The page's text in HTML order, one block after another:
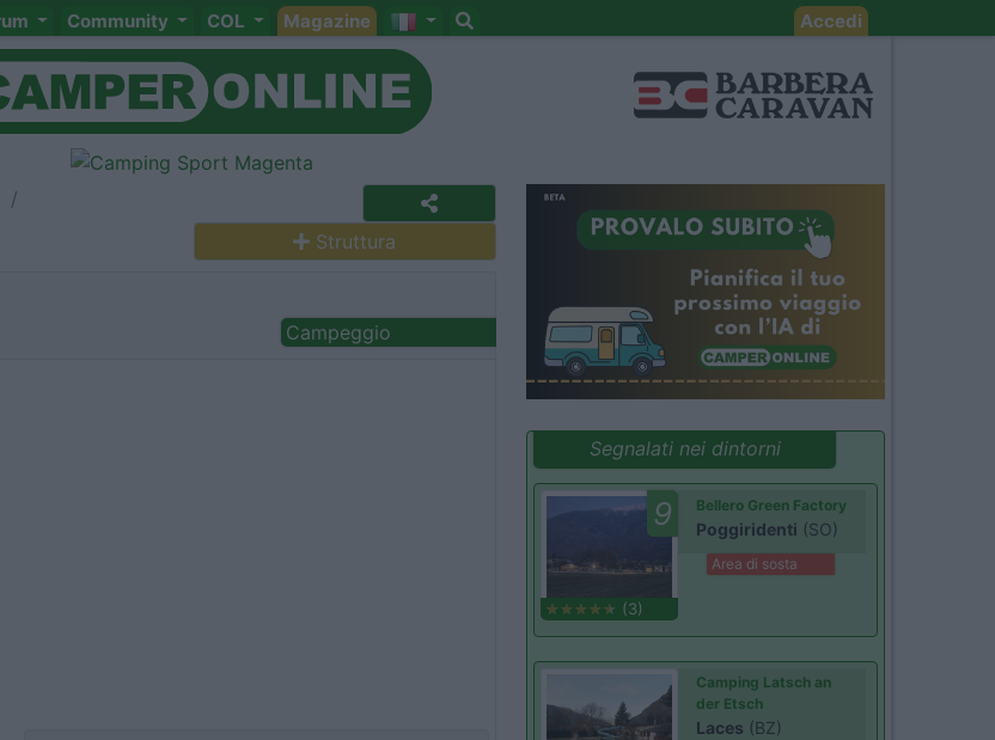
Community COL Magazine Accedi
Struttura
Campeggio
Segnalati nei dintorni
9
(3)
Bellero Green Factory
Poggiridenti (SO)
Area di sosta
Camping Latsch an
der Etsch
Laces (BZ)